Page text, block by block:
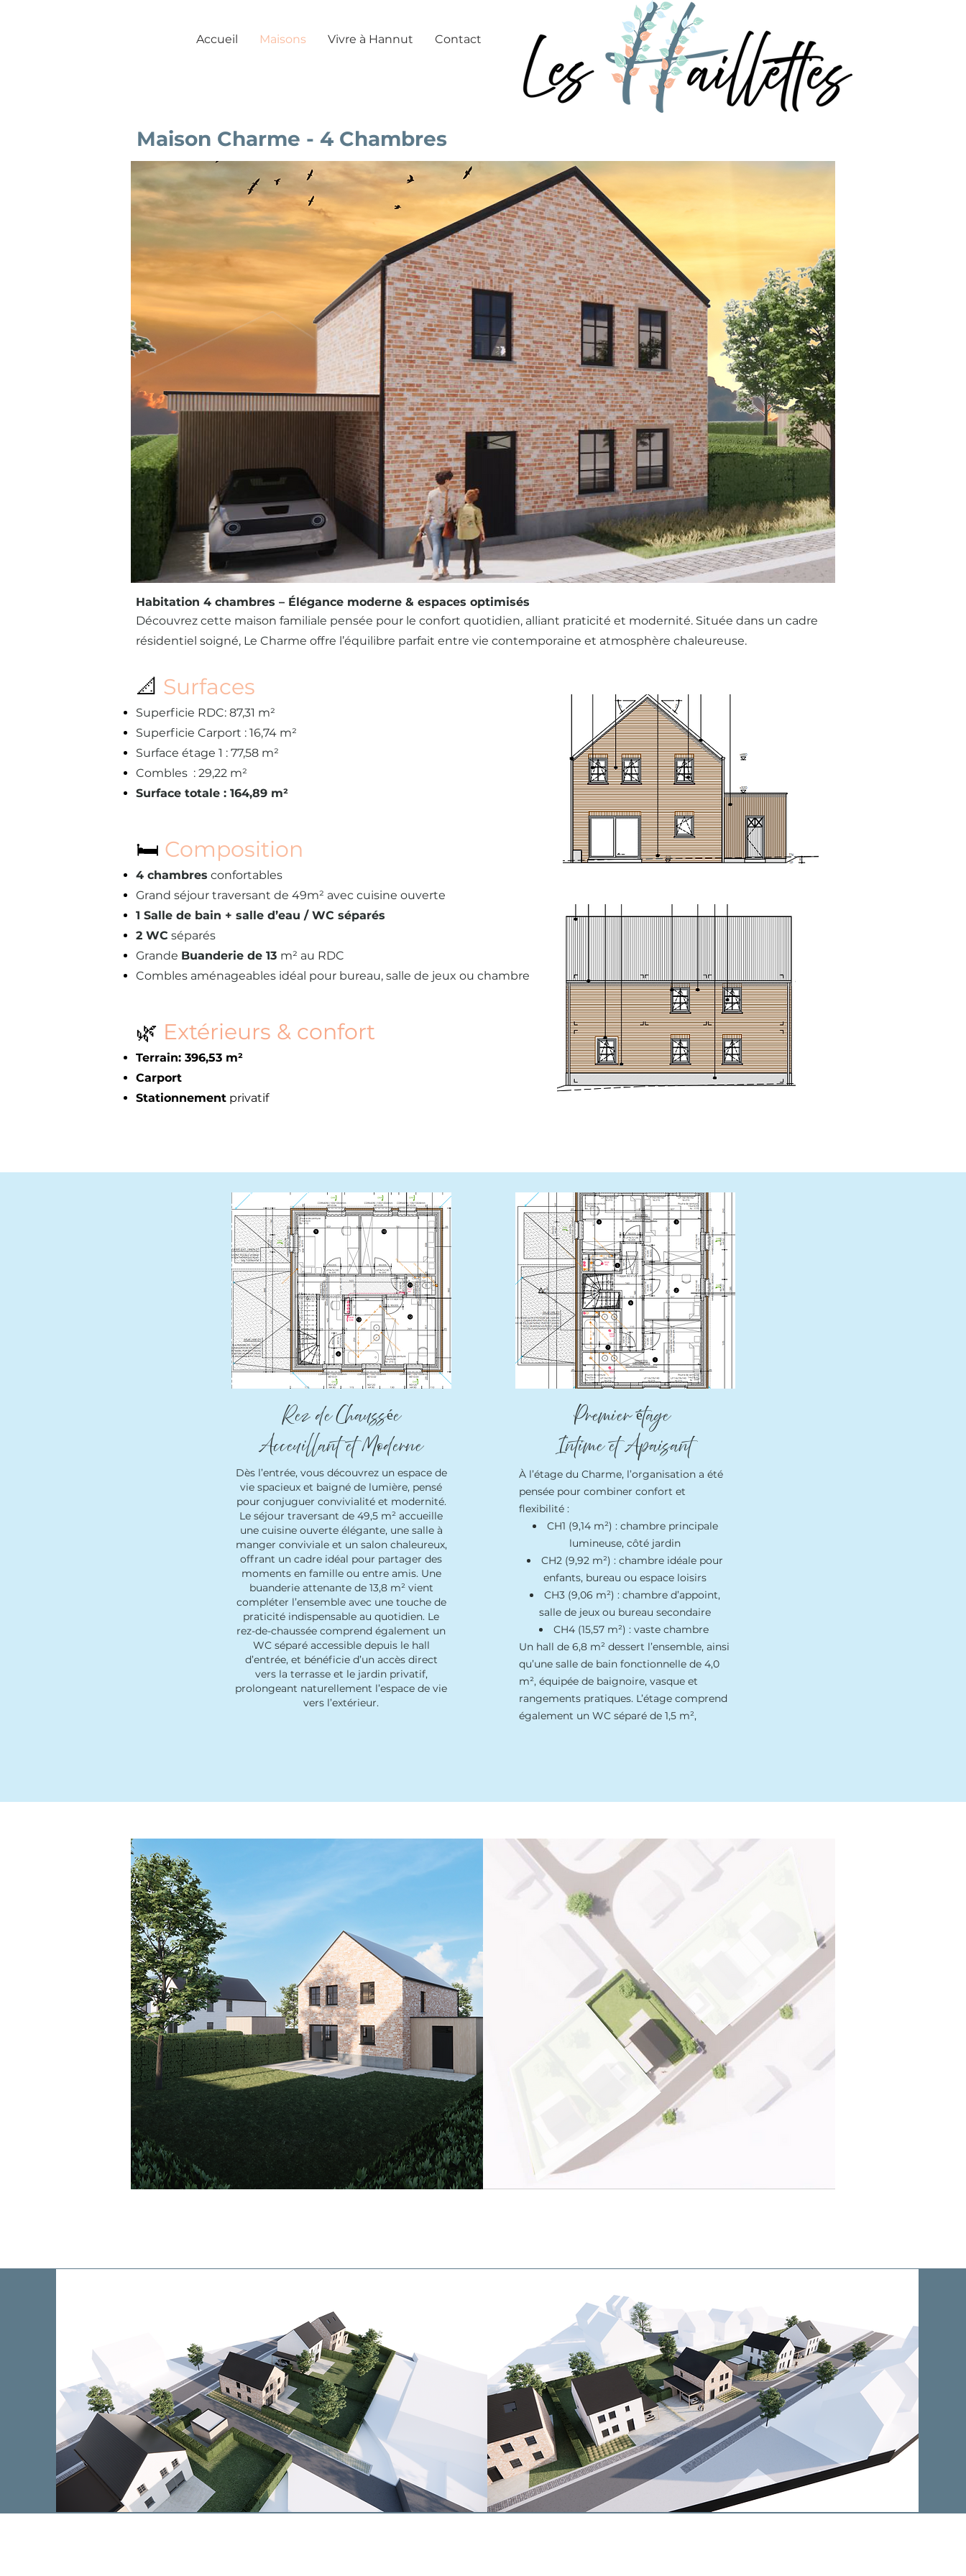
Accueil Maisons Vivre à Hannut Contact
Maison Charme - 4 Chambres
Habitation 4 chambres – Élégance moderne & espaces optimisés
Découvrez cette maison familiale pensée pour le confort quotidien, alliant praticité et modernité. Située dans un cadre
résidentiel soigné, Le Charme offre l’équilibre parfait entre vie contemporaine et atmosphère chaleureuse.
📐 Surfaces
Superficie RDC: 87,31 m²
Superficie Carport : 16,74 m²
Surface étage 1 : 77,58 m²
Combles : 29,22 m²
Surface totale : 164,89 m²
🛏️ Composition
4 chambres confortables
Grand séjour traversant de 49m² avec cuisine ouverte
1 Salle de bain + salle d’eau / WC séparés
2 WC séparés
Grande Buanderie de 13 m² au RDC
Combles aménageables idéal pour bureau, salle de jeux ou chambre
🌿 Extérieurs & confort
Terrain: 396,53 m²
Carport
Stationnement privatif
Rez de Chaussée
Acceuillant et Moderne
Dès l’entrée, vous découvrez un espace de
vie spacieux et baigné de lumière, pensé
pour conjuguer convivialité et modernité.
Le séjour traversant de 49,5 m² accueille
une cuisine ouverte élégante, une salle à
manger conviviale et un salon chaleureux,
offrant un cadre idéal pour partager des
moments en famille ou entre amis. Une
buanderie attenante de 13,8 m² vient
compléter l’ensemble avec une touche de
praticité indispensable au quotidien. Le
rez-de-chaussée comprend également un
WC séparé accessible depuis le hall
d’entrée, et bénéficie d’un accès direct
vers la terrasse et le jardin privatif,
prolongeant naturellement l’espace de vie
vers l’extérieur.
Premier étage
Intime et Apaisant
À l’étage du Charme, l’organisation a été
pensée pour combiner confort et
flexibilité :
CH1 (9,14 m²) : chambre principale
lumineuse, côté jardin
CH2 (9,92 m²) : chambre idéale pour
enfants, bureau ou espace loisirs
CH3 (9,06 m²) : chambre d’appoint,
salle de jeux ou bureau secondaire
CH4 (15,57 m²) : vaste chambre
Un hall de 6,8 m² dessert l’ensemble, ainsi
qu’une salle de bain fonctionnelle de 4,0
m², équipée de baignoire, vasque et
rangements pratiques. L’étage comprend
également un WC séparé de 1,5 m²,